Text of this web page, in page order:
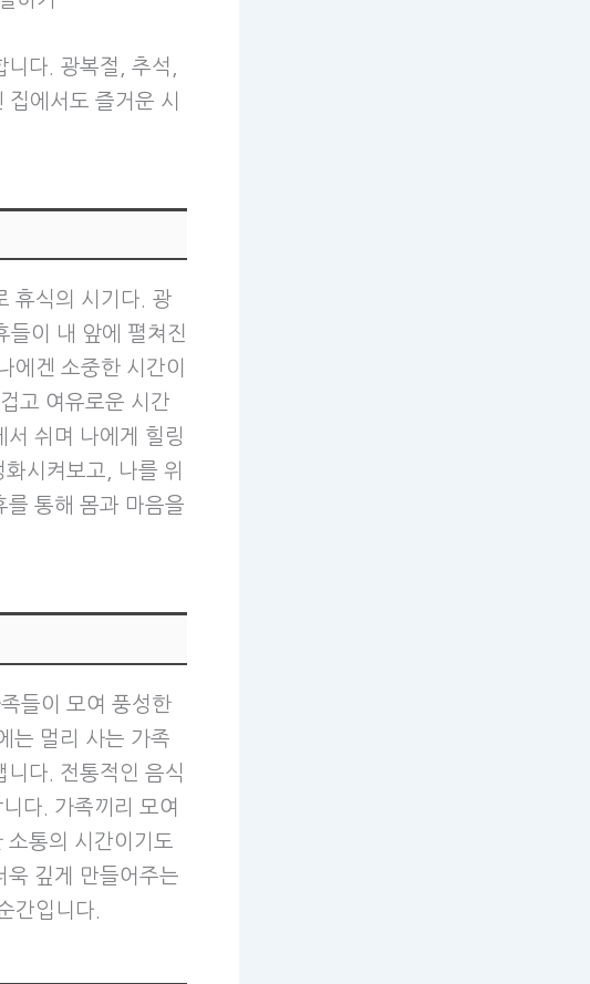
다. 광복절, 추석,
에서도 즐거운 시
휴식의 시기다. 광
들이 내 앞에 펼쳐진
에겐 소중한 시간이
고 여유로운 시간
쉬며 나에게 힐링
시켜보고, 나를 위
를 통해 몸과 마음을
들이 모여 풍성한
는 멀리 사는 가족
다. 전통적인 음식
다. 가족끼리 모여
통의 시간이기도
욱 깊게 만들어주는
간입니다.